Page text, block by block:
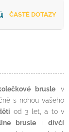
ČASTÉ DOTAZY
brusle v
s nohou vašeho
od 3 let, a to v
brusleidívčí